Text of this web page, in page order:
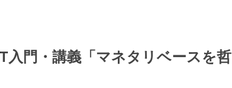
門・講義「マネタリベースを哲